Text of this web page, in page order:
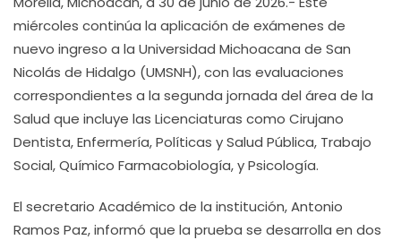
miércoles continúa la aplicación de exámenes de
nuevo ingreso a la Universidad Michoacana de San
Nicolás de Hidalgo (UMSNH), con las evaluaciones
correspondientes a la segunda jornada del área de la
Salud que incluye las Licenciaturas como Cirujano
Dentista, Enfermería, Políticas y Salud Pública, Trabajo
Social, Químico Farmacobiología, y Psicología.
El secretario Académico de la institución, Antonio
Ramos Paz, informó que la prueba se desarrolla en dos